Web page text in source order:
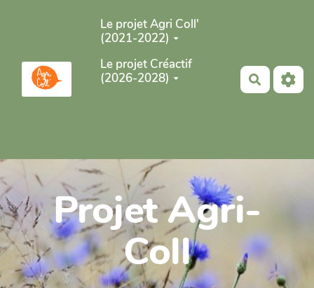
Aller au contenu principalLe projet Agri Coll'
(2021-2022)
Le projet Créactif
(2026-2028)
Projet Agri-
Coll